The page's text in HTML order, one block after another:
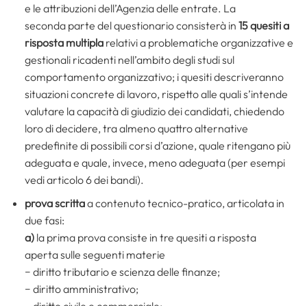
e le attribuzioni dell’Agenzia delle entrate. La
seconda parte del questionario consisterà in 15 quesiti a
risposta multiplarelativi a problematiche organizzative e
gestionali ricadenti nell’ambito degli studi sul
comportamento organizzativo; i quesiti descriveranno
situazioni concrete di lavoro, rispetto alle quali s’intende
valutare la capacità di giudizio dei candidati, chiedendo
loro di decidere, tra almeno quattro alternative
predefinite di possibili corsi d’azione, quale ritengano più
adeguata e quale, invece, meno adeguata (per esempi
vedi articolo 6 dei bandi).
prova scrittaa contenuto tecnico-pratico, articolata in
due fasi:
a)la prima prova consiste in tre quesiti a risposta
aperta sulle seguenti materie
− diritto tributario e scienza delle finanze;
− diritto amministrativo;